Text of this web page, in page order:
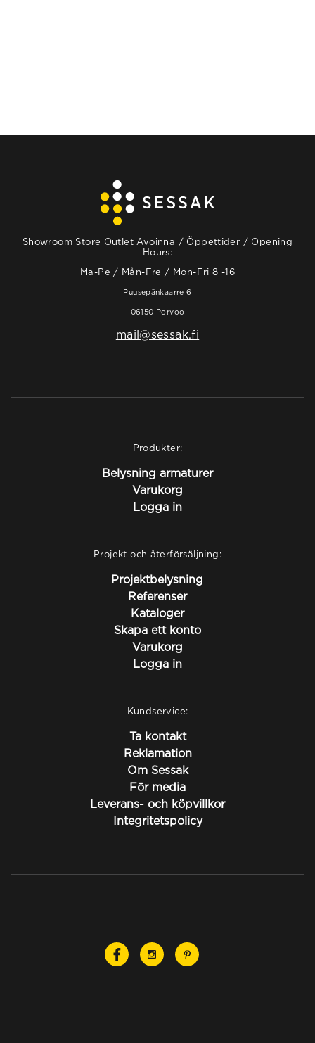
Showroom Store Outlet Avoinna / Öppettider / Opening
Hours:
Ma-Pe / Mån-Fre / Mon-Fri 8 -16
Puusepänkaarre 6
06150 Porvoo
mail@sessak.fi
Produkter:
Belysning armaturer
Varukorg
Logga in
Projekt och återförsäljning:
Projektbelysning
Referenser
Kataloger
Skapa ett konto
Varukorg
Logga in
Kundservice:
Ta kontakt
Reklamation
Om Sessak
För media
Leverans- och köpvillkor
Integritetspolicy